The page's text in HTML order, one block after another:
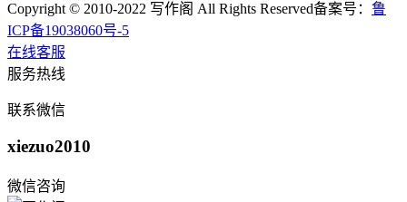
Copyright © 2010-2022 写作阁 All Rights Reserved备案号： 鲁
ICP备19038060号-5
在线客服
服务热线
联系微信
xiezuo2010
微信咨询